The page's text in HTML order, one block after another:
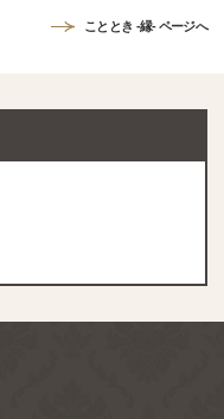
こととき -縁- ページへ